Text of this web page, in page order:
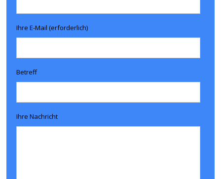
Ihre E-Mail (erforderlich)
Betreff
Ihre Nachricht